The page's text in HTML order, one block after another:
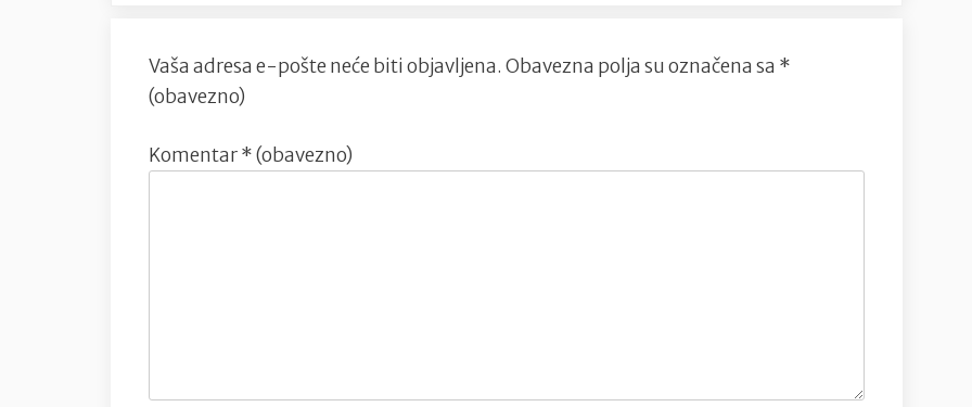
Vaša adresa e-pošte neće biti objavljena. Obavezna polja su označena sa *
(obavezno)
Komentar* (obavezno)